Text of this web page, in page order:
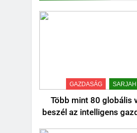
GAZDASÁG SARJAH
Több mint 80 globális
beszél az intelligens